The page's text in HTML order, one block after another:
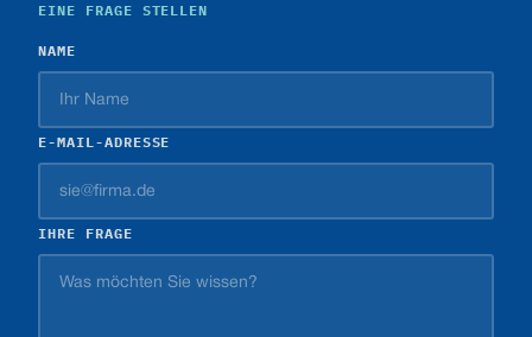
EINE FRAGE STELLEN
NAME
E-MAIL-ADRESSE
IHRE FRAGE